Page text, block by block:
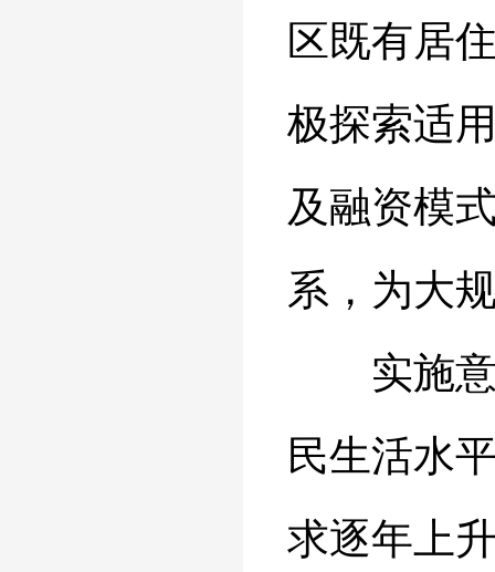
区既有居
极探索适
及融资模
系，为大
实施意
民生活水
求逐年上